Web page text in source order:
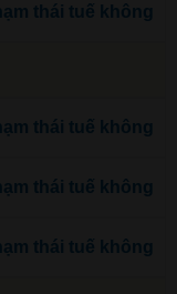
thái tuế không
thái tuế không
thái tuế không
thái tuế không